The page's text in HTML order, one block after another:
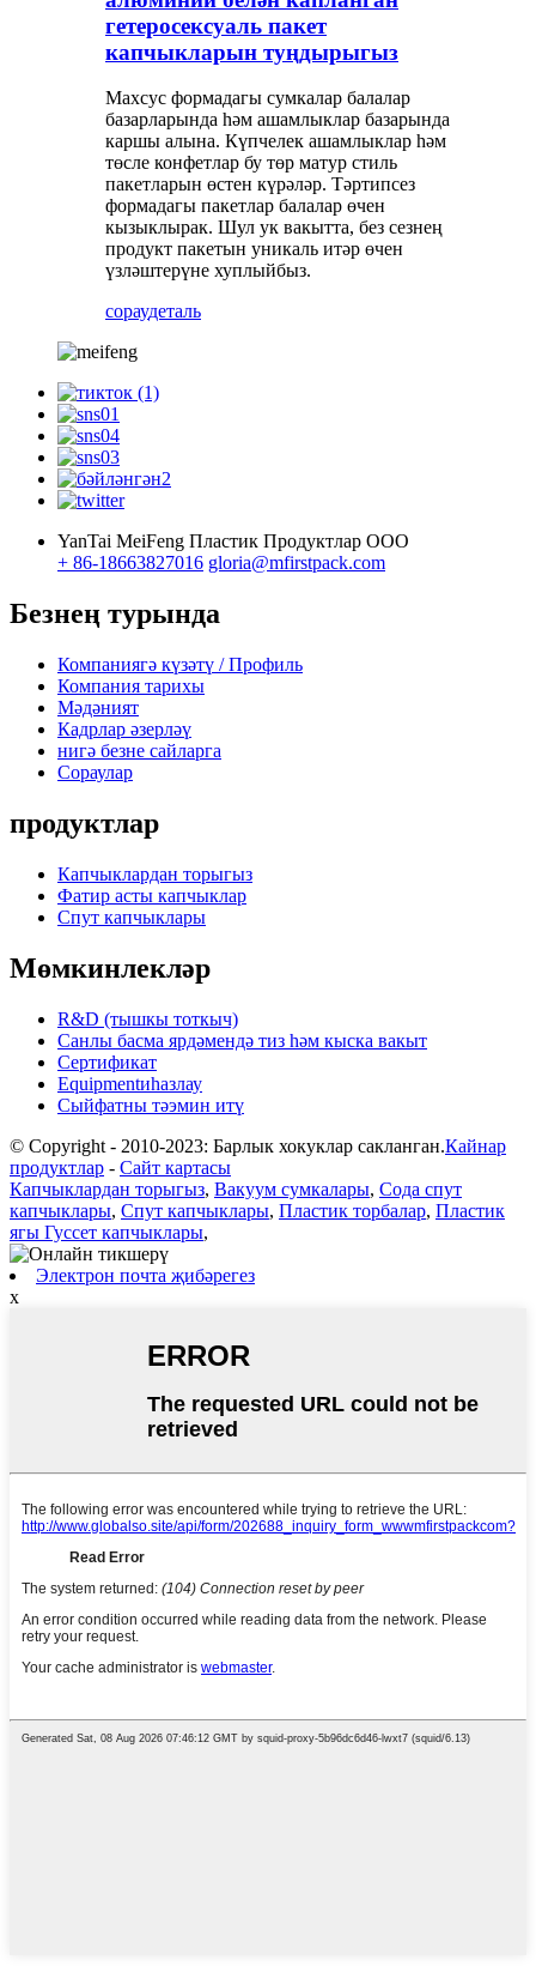
гетеросексуаль пакет
капчыкларын туңдырыгыз
Махсус формадагы сумкалар балалар
базарларында һәм ашамлыклар базарында
каршы алына. Күпчелек ашамлыклар һәм
төсле конфетлар бу төр матур стиль
пакетларын өстен күрәләр. Тәртипсез
формадагы пакетлар балалар өчен
кызыклырак. Шул ук вакытта, без сезнең
продукт пакетын уникаль итәр өчен
үзләштерүне хуплыйбыз.
сораудеталь
YanTai MeiFeng Пластик Продуктлар ООО
+ 86-18663827016 gloria@mfirstpack.com
Безнең турында
Компаниягә күзәтү / Профиль
Компания тарихы
Мәдәният
Кадрлар әзерләү
нигә безне сайларга
Сораулар
продуктлар
Капчыклардан торыгыз
Фатир асты капчыклар
Спут капчыклары
Мөмкинлекләр
R&D (тышкы тоткыч)
Санлы басма ярдәмендә тиз һәм кыска вакыт
Сертификат
Equipmentиһазлау
Сыйфатны тәэмин итү
© Copyright - 2010-2023: Барлык хокуклар сакланган.Кайнар
продуктлар - Сайт картасы
Капчыклардан торыгыз, Вакуум сумкалары, Сода спут
капчыклары, Спут капчыклары, Пластик торбалар, Пластик
ягы Гуссет капчыклары,
Электрон почта җибәрегез
x